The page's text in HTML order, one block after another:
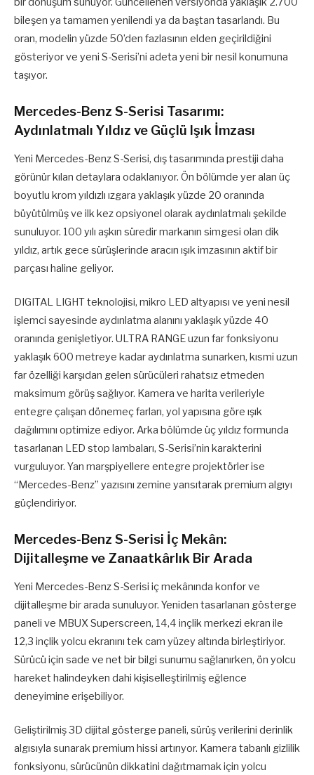
bileşen ya tamamen yenilendi ya da baştan tasarlandı. Bu
oran, modelin yüzde 50’den fazlasının elden geçirildiğini
gösteriyor ve yeni S-Serisi’ni adeta yeni bir nesil konumuna
taşıyor.
Mercedes-Benz S-Serisi Tasarımı:
Aydınlatmalı Yıldız ve Güçlü Işık İmzası
Yeni Mercedes-Benz S-Serisi, dış tasarımında prestiji daha
görünür kılan detaylara odaklanıyor. Ön bölümde yer alan üç
boyutlu krom yıldızlı ızgara yaklaşık yüzde 20 oranında
büyütülmüş ve ilk kez opsiyonel olarak aydınlatmalı şekilde
sunuluyor. 100 yılı aşkın süredir markanın simgesi olan dik
yıldız, artık gece sürüşlerinde aracın ışık imzasının aktif bir
parçası haline geliyor.
DIGITAL LIGHT teknolojisi, mikro LED altyapısı ve yeni nesil
işlemci sayesinde aydınlatma alanını yaklaşık yüzde 40
oranında genişletiyor. ULTRA RANGE uzun far fonksiyonu
yaklaşık 600 metreye kadar aydınlatma sunarken, kısmi uzun
far özelliği karşıdan gelen sürücüleri rahatsız etmeden
maksimum görüş sağlıyor. Kamera ve harita verileriyle
entegre çalışan dönemeç farları, yol yapısına göre ışık
dağılımını optimize ediyor. Arka bölümde üç yıldız formunda
tasarlanan LED stop lambaları, S-Serisi’nin karakterini
vurguluyor. Yan marşpiyellere entegre projektörler ise
“Mercedes-Benz” yazısını zemine yansıtarak premium algıyı
güçlendiriyor.
Mercedes-Benz S-Serisi İç Mekân:
Dijitalleşme ve Zanaatkârlık Bir Arada
Yeni Mercedes-Benz S-Serisi iç mekânında konfor ve
dijitalleşme bir arada sunuluyor. Yeniden tasarlanan gösterge
paneli ve MBUX Superscreen, 14,4 inçlik merkezi ekran ile
12,3 inçlik yolcu ekranını tek cam yüzey altında birleştiriyor.
Sürücü için sade ve net bir bilgi sunumu sağlanırken, ön yolcu
hareket halindeyken dahi kişiselleştirilmiş eğlence
deneyimine erişebiliyor.
Geliştirilmiş 3D dijital gösterge paneli, sürüş verilerini derinlik
algısıyla sunarak premium hissi artırıyor. Kamera tabanlı gizlilik
fonksiyonu, sürücünün dikkatini dağıtmamak için yolcu